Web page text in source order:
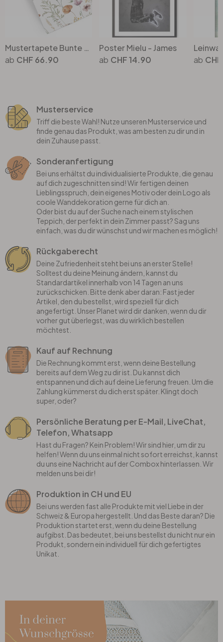
Mustertapete Bunte Wildblumen - Vliestapete - UN Designs
CHF 66.90
Poster Mielu - James
CHF 14.90
Musterservice
Triff die beste Wahl! Nutze unseren Musterservice und
finde genau das Produkt, was am besten zu dir und in
dein Zuhause passt.
Sonderanfertigung
Bei uns erhältst du individualisierte Produkte, die genau
auf dich zugeschnitten sind! Wir fertigen deinen
Lieblingsspruch, dein eigenes Motiv oder dein Logo als
coole Wanddekoration gerne für dich an.
Oder bist du auf der Suche nach einem stylischen
Teppich, der perfekt in dein Zimmer passt? Sag uns
einfach, was du dir wünschst und wir machen es möglich!
Rückgaberecht
Deine Zufriedenheit steht bei uns an erster Stelle!
Solltest du deine Meinung ändern, kannst du
Standardartikel innerhalb von 14 Tagen an uns
zurückschicken. Bitte denk aber daran: Fast jeder
Artikel, den du bestellst, wird speziell für dich
angefertigt. Unser Planet wird dir danken, wenn du dir
vorher gut überlegst, was du wirklich bestellen
möchtest.
Kauf auf Rechnung
Die Rechnung kommt erst, wenn deine Bestellung
bereits auf dem Weg zu dir ist. Du kannst dich
entspannen und dich auf deine Lieferung freuen. Um die
Zahlung kümmerst du dich erst später. Klingt doch
super, oder?
Persönliche Beratung per E-Mail, LiveChat,
Telefon, Whatsapp
Hast du Fragen? Kein Problem! Wir sind hier, um dir zu
helfen! Wenn du uns einmal nicht sofort erreichst, kannst
du uns eine Nachricht auf der Combox hinterlassen. Wir
melden uns bei dir!
Produktion in CH und EU
Bei uns werden fast alle Produkte mit viel Liebe in der
Schweiz & Europa hergestellt. Und das Beste daran? Die
Produktion startet erst, wenn du deine Bestellung
aufgibst. Das bedeutet, bei uns bestellst du nicht nur ein
Produkt, sondern ein individuell für dich gefertigtes
Unikat.